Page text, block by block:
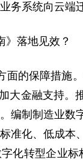
务系统向云端
》落地见效？
面的保障措施
大金融支持。
编制制造业数
准化、低成本
化转型企业